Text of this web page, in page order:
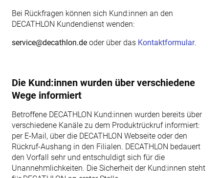
Bei Rückfragen können sich Kund:innen an den
DECATHLON Kundendienst wenden:
service@decathlon.de oder über das Kontaktformular.
Die Kund:innen wurden über verschiedene
Wege informiert
Betroffene DECATHLON Kund:innen wurden bereits über
verschiedene Kanäle zu dem Produktrückruf informiert:
per E-Mail, über die DECATHLON Webseite oder den
Rückruf-Aushang in den Filialen. DECATHLON bedauert
den Vorfall sehr und entschuldigt sich für die
Unannehmlichkeiten. Die Sicherheit der Kund:innen steht